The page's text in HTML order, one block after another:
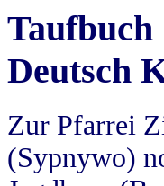
Deutsch
Zur Pfarrei
(Sypnywo)